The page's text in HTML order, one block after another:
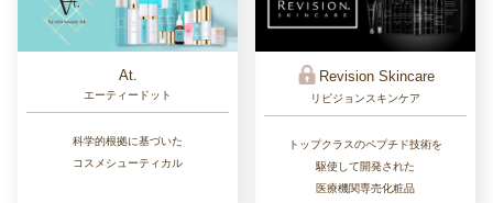
At.
エーティードット
科学的根拠に基づいた
コスメシューティカル
Revision Skincare
リビジョンスキンケア
トップクラスのペプチド技術を
駆使して開発された
医療機関専売化粧品